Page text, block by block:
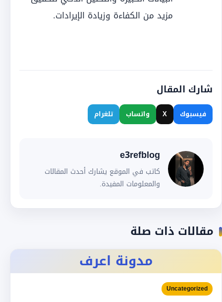
مزيد من الكفاءة وزيادة الإيرادات.
شارك المقال
فيسبوك X واتساب تلغرام
e3refblog
كاتب في الموقع يشارك أحدث المقالات
والمعلومات المفيدة.
مقالات ذات صلة
مدونة اعرف
Uncategorized